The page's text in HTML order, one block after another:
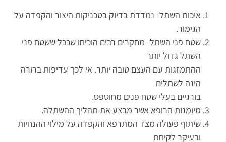
איכות השתל- נמדדת בדיוק בטכניקות היצור והקפדה על
הגימור.
שטח פני השתל- מחקרים רבים הוכיחו שככל ששטח פני
השתל גדול יותר
ההתמזגות עם העצם טובה יותר. אי לכך עדיפות ברורה
הינה לשתלים
בורגיים בעלי שטח פנים מחוספס.
מיומנות הרופא אשר מבצע את תהליך ההשתלה.
שיתוף פעולה מצד המתרפא והקפדה על מילוי ההנחיות
ובעיקר לקיחת